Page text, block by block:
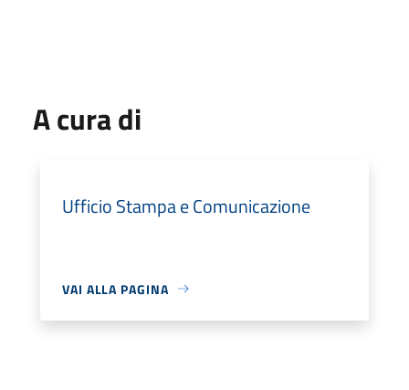
A cura di
Ufficio Stampa e Comunicazione
VAI ALLA PAGINA